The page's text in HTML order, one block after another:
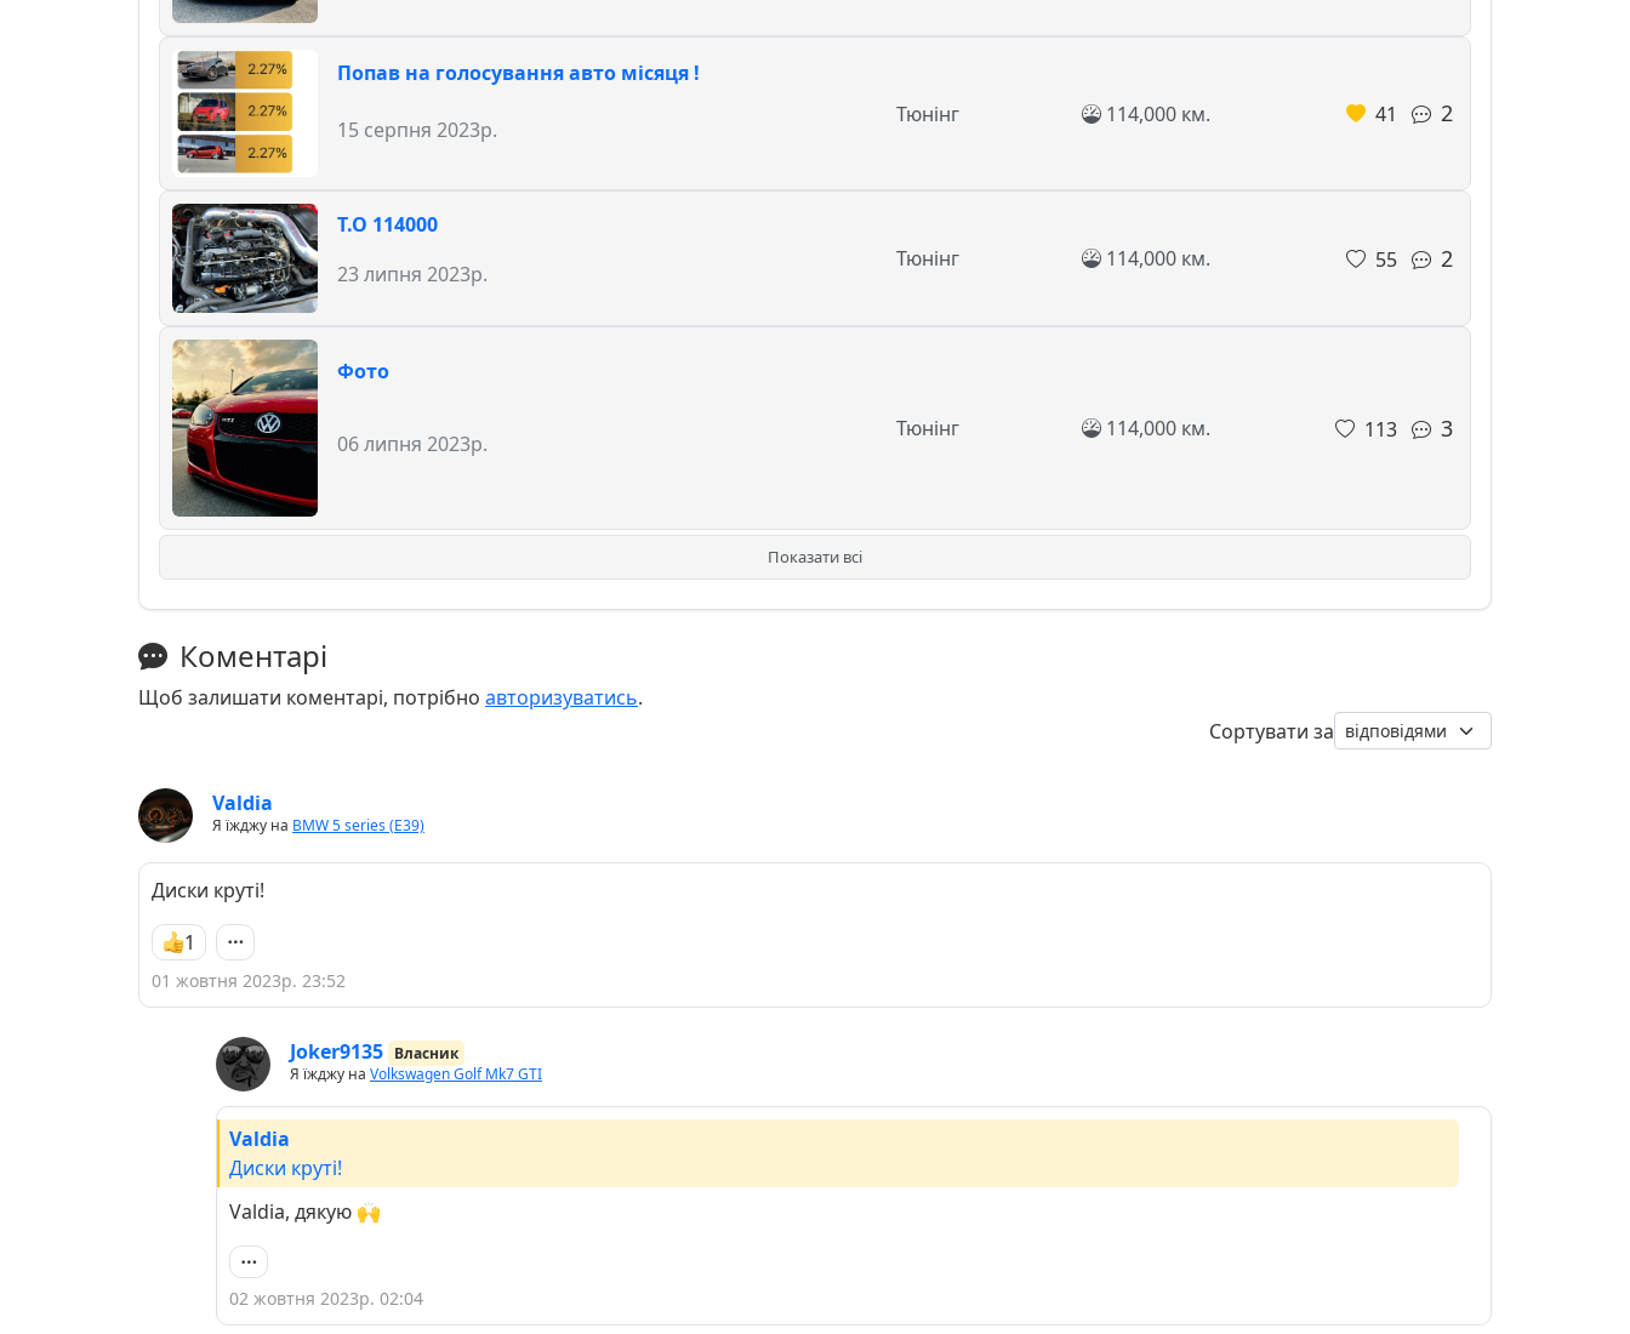
Попав на голосування авто місяця !
15 серпня 2023р.
Тюнінг 114,000 км. 41 2
Т.О 114000
23 липня 2023р.
Тюнінг 114,000 км. 55 2
Фото
06 липня 2023р.
Тюнінг 114,000 км. 113 3
Показати всі
Коментарі
Щоб залишати коментарі, потрібно авторизуватись.
Сортувати за
Valdia
Я їжджу на BMW 5 series (E39)
Диски круті!
1
01 жовтня 2023р. 23:52
Joker9135 Власник
Я їжджу на Volkswagen Golf Mk7 GTI
Valdia
Диски круті!
Valdia, дякую 🙌
02 жовтня 2023р. 02:04